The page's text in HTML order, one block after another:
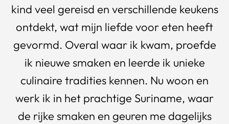
kind veel gereisd en verschillende keukens
ontdekt, wat mijn liefde voor eten heeft
gevormd. Overal waar ik kwam, proefde
ik nieuwe smaken en leerde ik unieke
culinaire tradities kennen. Nu woon en
werk ik in het prachtige Suriname, waar
de rijke smaken en geuren me dagelijks